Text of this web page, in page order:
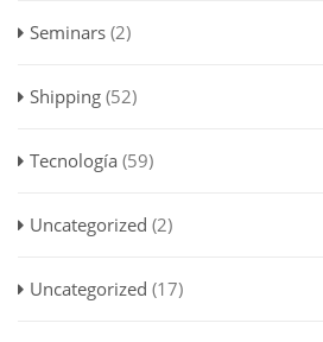
Seminars (2)
Shipping (52)
Tecnología (59)
Uncategorized (2)
Uncategorized (17)